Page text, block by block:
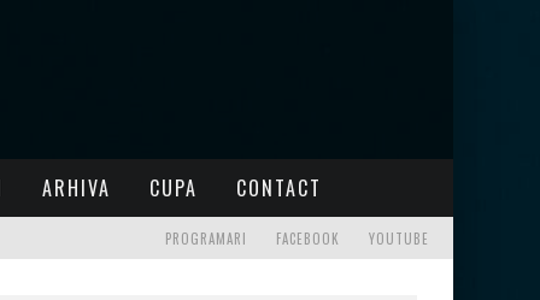
ARHIVA CUPA CONTACT
PROGRAMARI FACEBOOK YOUTUBE